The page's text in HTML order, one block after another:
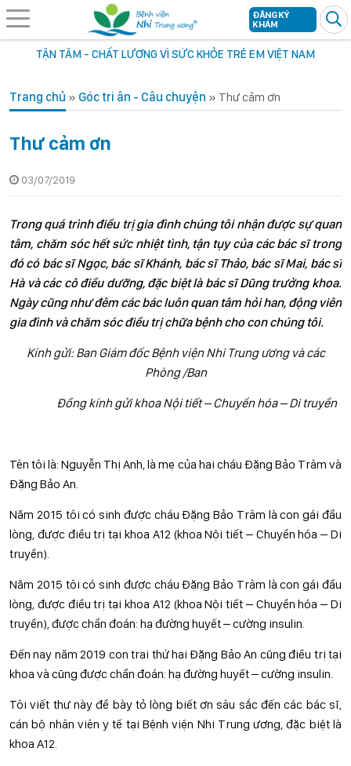
TẬN TÂM - CHẤT LƯỢNG VÌ SỨC KHỎE TRẺ EM VIỆT NAM
ĐĂNG KÝ
KHÁM
Trang chủ » Góc tri ân - Câu chuyện » Thư cảm ơn
Thư cảm ơn
03/07/2019
Trong quá trình điều trị gia đình chúng tôi nhận được sự quan
tâm, chăm sóc hết sức nhiệt tình, tận tụy của các bác sĩ trong
đó có bác sĩ Ngọc, bác sĩ Khánh, bác sĩ Thảo, bác sĩ Mai, bác sĩ
Hà và các cô điều dưỡng, đặc biệt là bác sĩ Dũng trưởng khoa.
Ngày cũng như đêm các bác luôn quan tâm hỏi han, động viên
gia đình và chăm sóc điều trị chữa bệnh cho con chúng tôi.
Kính gửi: Ban Giám đốc Bệnh viện Nhi Trung ương và các
Phòng /Ban
Đồng kính gửi khoa Nội tiết – Chuyển hóa – Di truyền
Tên tôi là: Nguyễn Thị Anh, là mẹ của hai cháu Đặng Bảo Trâm và
Đặng Bảo An.
Năm 2015 tôi có sinh được cháu Đặng Bảo Trâm là con gái đầu
lòng, được điều trị tại khoa A12 (khoa Nội tiết – Chuyển hóa – Di
truyền).
Năm 2015 tôi có sinh được cháu Đặng Bảo Trâm là con gái đầu
lòng, được điều trị tại khoa A12 (khoa Nội tiết – Chuyển hóa – Di
truyền), được chẩn đoán: hạ đường huyết – cường insulin.
Đến nay năm 2019 con trai thứ hai Đặng Bảo An cũng điều trị tại
khoa và cũng được chẩn đoán: hạ đường huyết – cường insulin.
Tôi viết thư này để bày tỏ lòng biết ơn sâu sắc đến các bác sĩ,
cán bộ nhân viên y tế tại Bệnh viện Nhi Trung ương, đặc biệt là
khoa A12.